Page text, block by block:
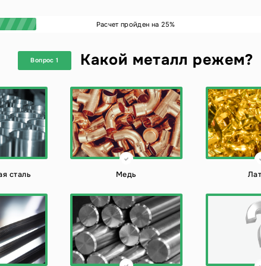
Расчет пройден на 25%
Вопрос 1 Какой металл режем?
сталь Медь